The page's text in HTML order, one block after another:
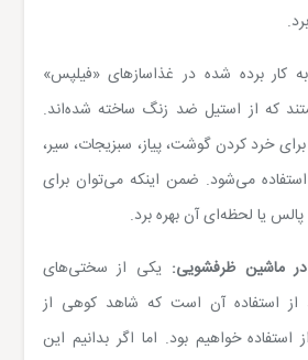
کار برده شده در غذاسازهای «فیلپس»
که از استیل ضد زنگ ساخته شده‌اند.
خرد کردن گوشت، پیاز، سبزیجات، سیر،
می‌شود. ضمن اینکه می‌توان برای
پالس یا لحظه‌ای آن بهره برد.
ماشین ظرفشویی: یکی از سختی‌های
استفاده آن است که شاهد کوهی از
خواهیم بود. اما اگر بدانیم این